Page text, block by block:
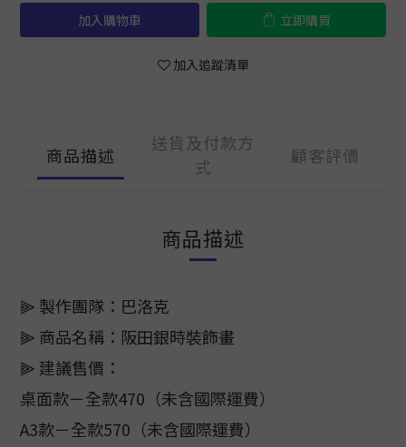
加入購物車 立即購買
加入追蹤清單
商品描述
送貨及付款方
式
顧客評價
商品描述
⫸ 製作團隊：巴洛克
⫸ 商品名稱：阪田銀時裝飾畫
⫸ 建議售價：
桌面款－全款470（未含國際運費）
A3款－全款570（未含國際運費）